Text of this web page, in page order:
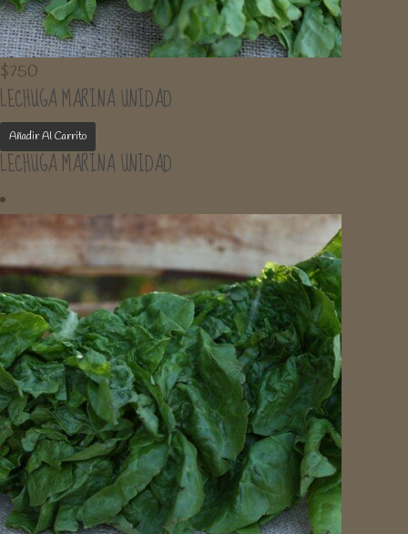
$750
LECHUGA MARINA UNIDAD
Añadir Al Carrito
LECHUGA MARINA UNIDAD